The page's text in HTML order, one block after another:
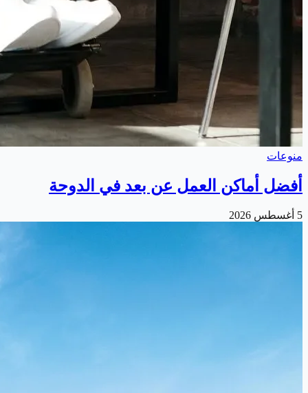
منوعات
أفضل أماكن العمل عن بعد في الدوحة
5 أغسطس 2026